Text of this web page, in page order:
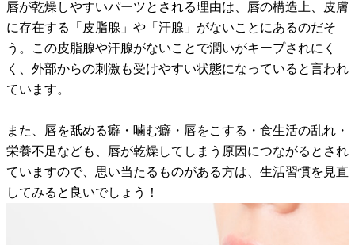
唇が乾燥しやすいパーツとされる理由は、唇の構造上、皮膚
に存在する「皮脂腺」や「汗腺」がないことにあるのだそ
う。この皮脂腺や汗腺がないことで潤いがキープされにく
く、外部からの刺激も受けやすい状態になっていると言われ
ています。
また、唇を舐める癖・噛む癖・唇をこする・食生活の乱れ・
栄養不足なども、唇が乾燥してしまう原因につながるとされ
ていますので、思い当たるものがある方は、生活習慣を見直
してみると良いでしょう！